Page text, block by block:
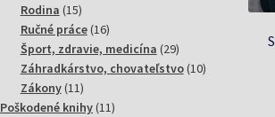
Rodina 1515
produktov
Ručné práce 1616
produktov
Šport, zdravie, medicína 2929
produktov
Záhradkárstvo, chovateľstvo 1010
Zákony 1111
produktov
Poškodené knihy 1111